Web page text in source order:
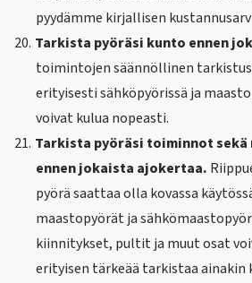
pyydämme kirjallisen
20. Tarkista pyöräsi kunto ennen
toimintojen säännöllinen
erityisesti sähköpyörissä ja
voivat kulua nopeasti.
21. Tarkista pyöräsi toiminnot
ennen jokaista ajokertaa.
pyörä saattaa olla kovassa
maastopyörät ja
kiinnitykset, pultit ja muut osat
erityisen tärkeää tarkistaa